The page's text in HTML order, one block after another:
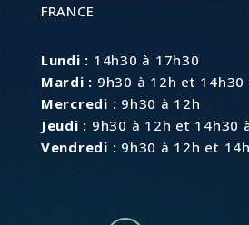
FRANCE
Lundi : 14h30 à 17h30
Mardi : 9h30 à 12h et 14h30
Mercredi : 9h30 à 12h
Jeudi : 9h30 à 12h et 14h30
Vendredi : 9h30 à 12h et